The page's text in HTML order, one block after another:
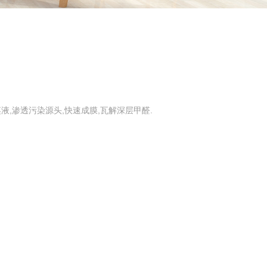
,渗透污染源头,快速成膜,瓦解深层甲醛.